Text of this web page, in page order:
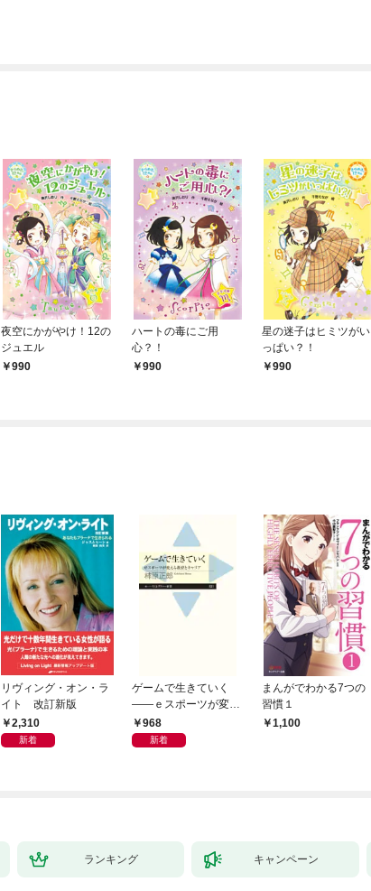
夜空にかがやけ！12の
ジュエル
990
ハートの毒にご用
心？！
990
星の迷子はヒミツがい
っぱい？！
990
リヴィング・オン・ラ
イト 改訂新版
2,310
新着
ゲームで生きていく
――ｅスポーツが変え
る教育とキャリア
968
新着
まんがでわかる7つの
習慣１
1,100
ランキング キャンペーン